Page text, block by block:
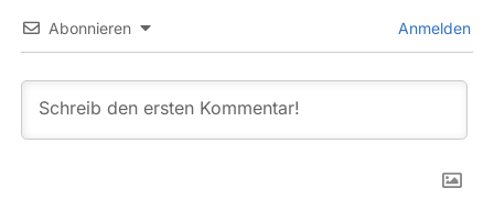
Abonnieren Anmelden